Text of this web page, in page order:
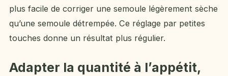
plus facile de corriger une semoule légèrement sèche
qu’une semoule détrempée. Ce réglage par petites
touches donne un résultat plus régulier.
Adapter la quantité à l’appétit,